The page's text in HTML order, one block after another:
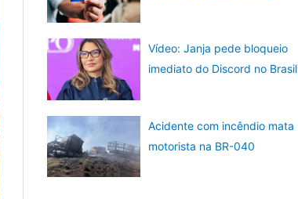
Vídeo: Janja pede bloqueio
imediato do Discord no Brasil
Acidente com incêndio mata
motorista na BR-040